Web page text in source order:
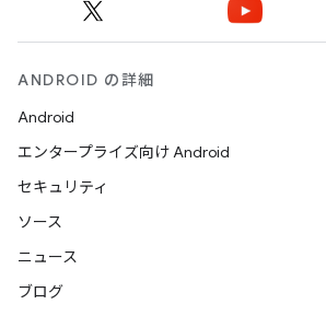
ANDROID の詳細
Android
エンタープライズ向け Android
セキュリティ
ソース
ニュース
ブログ